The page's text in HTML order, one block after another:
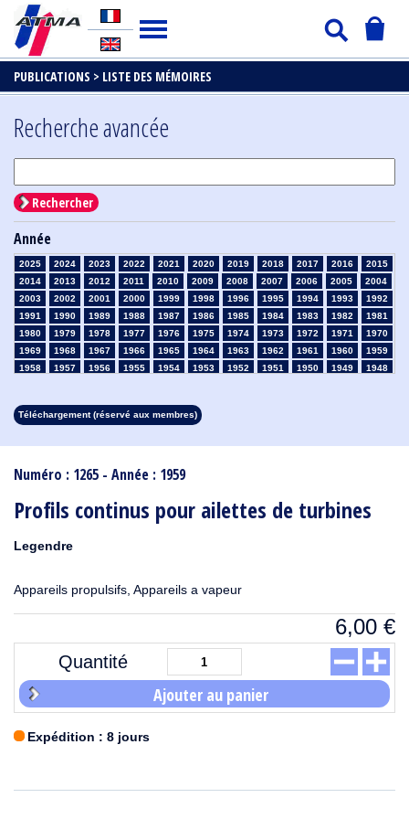
PUBLICATIONS > LISTE DES MÉMOIRES
Numéro : 1265 - Année : 1959
Profils continus pour ailettes de turbines
Legendre
Appareils propulsifs, Appareils a vapeur
6,00 €
Quantité
Ajouter au panier
Expédition : 8 jours
Recherche avancée
Rechercher
Année
2025 2024 2023 2022 2021 2020 2019 2018 2017 2016
2015
2014
2013 2012 2011 2010 2009 2008 2007 2006 2005
2004
2003
2002 2001 2000 1999 1998 1996 1995 1994 1993
1992
1991
1990 1989 1988 1987 1986 1985 1984 1983 1982
1981
1980
1979 1978 1977 1976 1975 1974 1973 1972 1971
1970
1969
1968 1967 1966 1965 1964 1963 1962 1961 1960
1959
1958
1957 1956 1955 1954 1953 1952 1951 1950 1949
1948
1913
1912 1911 1910 1909 1908
Téléchargement (réservé aux membres)